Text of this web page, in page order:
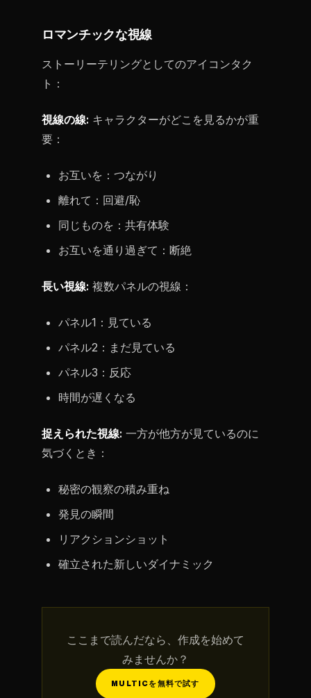
ロマンチックな視線
ストーリーテリングとしてのアイコンタク
ト：
視線の線: キャラクターがどこを見るかが重
要：
お互いを：つながり
離れて：回避/恥
同じものを：共有体験
お互いを通り過ぎて：断絶
長い視線: 複数パネルの視線：
パネル1：見ている
パネル2：まだ見ている
パネル3：反応
時間が遅くなる
捉えられた視線: 一方が他方が見ているのに
気づくとき：
秘密の観察の積み重ね
発見の瞬間
リアクションショット
確立された新しいダイナミック
ここまで読んだなら、作成を始めて
みませんか？
MULTICを無料で試す